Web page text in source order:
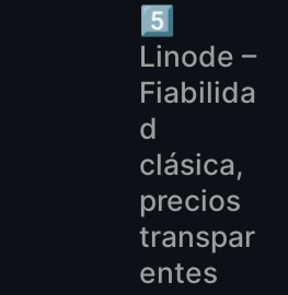
5️⃣
Linode –
Fiabilida
d
clásica,
precios
transpar
entes